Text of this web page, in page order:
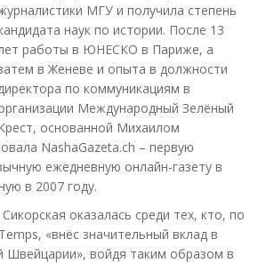
МГУ и получила степень
наук по истории. После 13
работы в ЮНЕСКО в Париже, а
в Женеве и опыта в должности
по коммуникациям в
Международный Зелёный
основанной Михаилом
NashaGazeta.ch – первую
ежедневную онлайн-газету в
в 2007 году.
оказалась среди тех, кто, по
«внёс значительный вклад в
Швейцарии», войдя таким образом в